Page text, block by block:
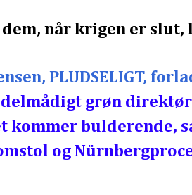
når krigen er slut,
PLUDSELIGT,
grøn
kommer bulderende,
og